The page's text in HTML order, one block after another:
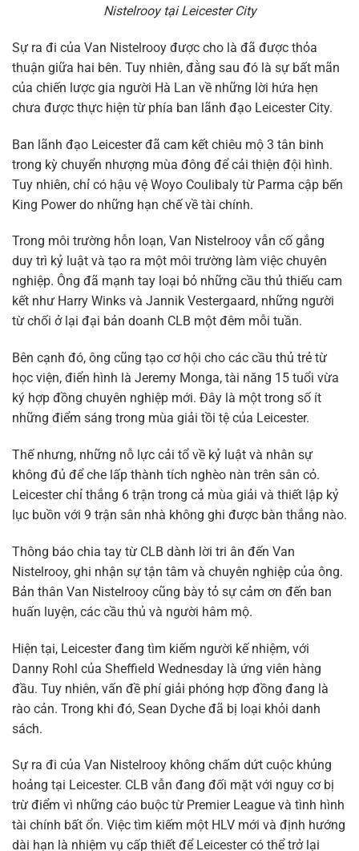
Nistelrooy tại Leicester City
Sự ra đi của Van Nistelrooy được cho là đã được thỏa
thuận giữa hai bên. Tuy nhiên, đằng sau đó là sự bất mãn
của chiến lược gia người Hà Lan về những lời hứa hẹn
chưa được thực hiện từ phía ban lãnh đạo Leicester City.
Ban lãnh đạo Leicester đã cam kết chiêu mộ 3 tân binh
trong kỳ chuyển nhượng mùa đông để cải thiện đội hình.
Tuy nhiên, chỉ có hậu vệ Woyo Coulibaly từ Parma cập bến
King Power do những hạn chế về tài chính.
Trong môi trường hỗn loạn, Van Nistelrooy vẫn cố gắng
duy trì kỷ luật và tạo ra một môi trường làm việc chuyên
nghiệp. Ông đã mạnh tay loại bỏ những cầu thủ thiếu cam
kết như Harry Winks và Jannik Vestergaard, những người
từ chối ở lại đại bản doanh CLB một đêm mỗi tuần.
Bên cạnh đó, ông cũng tạo cơ hội cho các cầu thủ trẻ từ
học viện, điển hình là Jeremy Monga, tài năng 15 tuổi vừa
ký hợp đồng chuyên nghiệp mới. Đây là một trong số ít
những điểm sáng trong mùa giải tồi tệ của Leicester.
Thế nhưng, những nỗ lực cải tổ về kỷ luật và nhân sự
không đủ để che lấp thành tích nghèo nàn trên sân cỏ.
Leicester chỉ thắng 6 trận trong cả mùa giải và thiết lập kỷ
lục buồn với 9 trận sân nhà không ghi được bàn thắng nào.
Thông báo chia tay từ CLB dành lời tri ân đến Van
Nistelrooy, ghi nhận sự tận tâm và chuyên nghiệp của ông.
Bản thân Van Nistelrooy cũng bày tỏ sự cảm ơn đến ban
huấn luyện, các cầu thủ và người hâm mộ.
Hiện tại, Leicester đang tìm kiếm người kế nhiệm, với
Danny Rohl của Sheffield Wednesday là ứng viên hàng
đầu. Tuy nhiên, vấn đề phí giải phóng hợp đồng đang là
rào cản. Trong khi đó, Sean Dyche đã bị loại khỏi danh
sách.
Sự ra đi của Van Nistelrooy không chấm dứt cuộc khủng
hoảng tại Leicester. CLB vẫn đang đối mặt với nguy cơ bị
trừ điểm vì những cáo buộc từ Premier League và tình hình
tài chính bất ổn. Việc tìm kiếm một HLV mới và định hướng
dài hạn là nhiệm vụ cấp thiết để Leicester có thể trở lại